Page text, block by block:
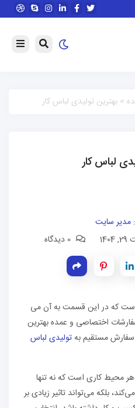
> بهترین تولیدی لباس کار
لباس کار
مدیر سایت
0 دیدگاه
است که در این قسمت به آن می
اختصاصی و عمده بهترین
مستقیم بهتولیدی لباس
محیط کاری است که نه تنها
بلکه می‌تواند تاثیر زیادی بر